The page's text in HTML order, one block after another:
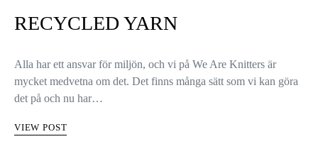
RECYCLED YARN
Alla har ett ansvar för miljön, och vi på We Are Knitters är
mycket medvetna om det. Det finns många sätt som vi kan göra
det på och nu har…
VIEW POST